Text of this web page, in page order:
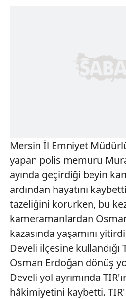
Mersin İl Emniyet
yapan polis memuru
ayında geçirdiği beyin
ardından hayatını
tazeliğini korurken, bu
kameramanlardan
kazasında yaşamını
Develi ilçesine
Osman Erdoğan dönüş
Develi yol ayrımında
hâkimiyetini kaybetti.